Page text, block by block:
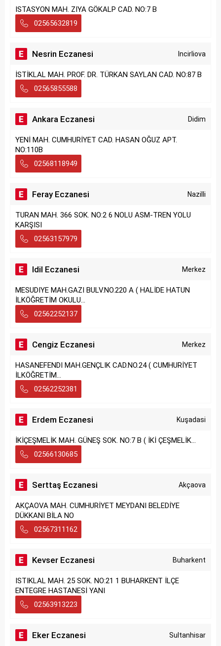
ISTASYON MAH. ZIYA GÖKALP CAD. NO:7 B
02565632819
Nesrin Eczanesi Incirliova
İSTİKLAL MAH. PROF. DR. TÜRKAN SAYLAN CAD. NO:87 B
02565855588
Ankara Eczanesi Didim
YENİ MAH. CUMHURİYET CAD. HASAN OĞUZ APT.
NO:110B
02568118949
Feray Eczanesi Nazilli
TURAN MAH. 366 SOK. NO:2 6 NOLU ASM-TREN YOLU
KARŞISI
02563157979
Idil Eczanesi Merkez
MESUDIYE MAH.GAZI BULV.NO.220 A ( HALİDE HATUN
İLKÖĞRETİM OKULU...
02562252137
Cengiz Eczanesi Merkez
HASANEFENDI MAH.GENÇLIK CAD.NO.24 ( CUMHURİYET
İLKÖĞRETİM...
02562252381
Erdem Eczanesi Kuşadasi
İKİÇEŞMELİK MAH. GÜNEŞ SOK. NO:7 B ( İKİ ÇEŞMELİK...
02566130685
Serttaş Eczanesi Akçaova
AKÇAOVA MAH. CUMHURİYET MEYDANI BELEDİYE
DÜKKANI BİLA NO
02567311162
Kevser Eczanesi Buharkent
ISTIKLAL MAH. 25 SOK. NO:21 1 BUHARKENT İLÇE
ENTEGRE HASTANESİ YANI
02563913223
Eker Eczanesi Sultanhisar